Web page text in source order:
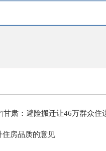
甘肃：避险搬迁让46万群众住
住房品质的意见